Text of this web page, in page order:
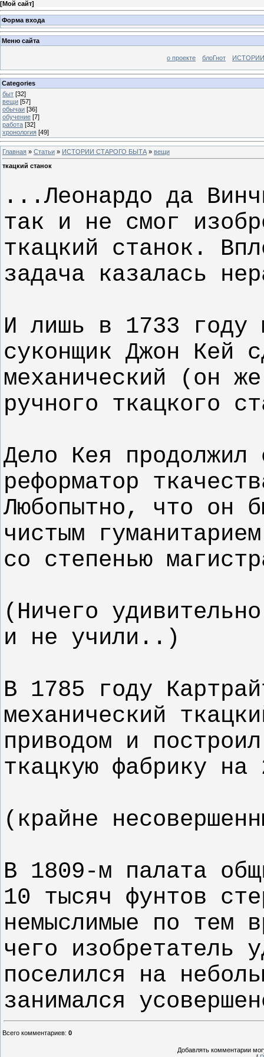
[Мой сайт]
Форма входа
Меню сайта
о проекте блоГнот
Categories
быт [32]
вещи [57]
обычаи [36]
обучение [7]
работа [32]
хронология [49]
Главная » Статьи » ИСТОРИИ СТАРОГО БЫТА » вещи
ткацкий станок
...Леонардо да
так и не смог
ткацкий станок.
задача казалась
И лишь в 1733 году
суконщик Джон Кей
механический (он
ручного ткацкого
Дело Кея продолжил
реформатор
Любопытно, что он
чистым
со степенью
(Ничего
и не учили..)
В 1785 году
механический
приводом и
ткацкую фабрику
(крайне
В 1809-м палата
10 тысяч фунтов
немыслимые по тем
чего изобретатель
поселился на
занимался
Всего комментариев: 0
Добавлять комментарии